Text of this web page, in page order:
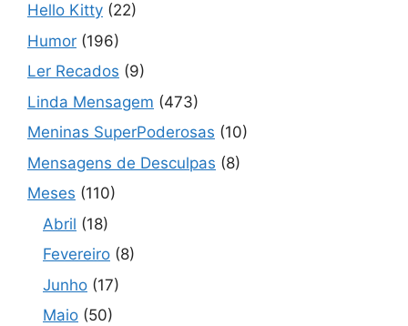
Hello Kitty (22)
Humor (196)
Ler Recados (9)
Linda Mensagem (473)
Meninas SuperPoderosas (10)
Mensagens de Desculpas (8)
Meses (110)
Abril (18)
Fevereiro (8)
Junho (17)
Maio (50)